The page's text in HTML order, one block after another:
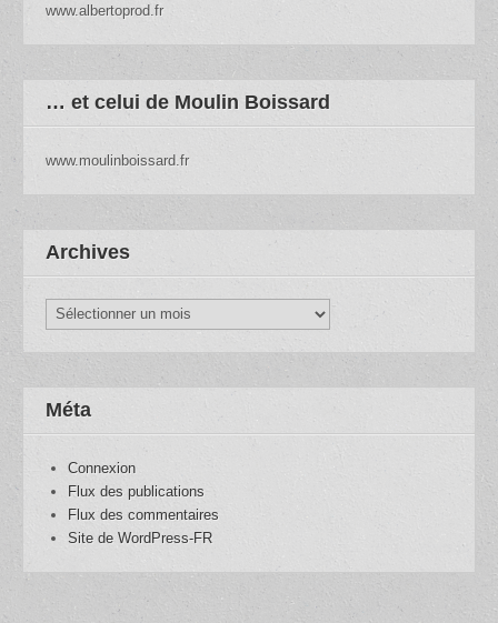
www.albertoprod.fr
… et celui de Moulin Boissard
www.moulinboissard.fr
Archives
Archives
Méta
Connexion
Flux des publications
Flux des commentaires
Site de WordPress-FR